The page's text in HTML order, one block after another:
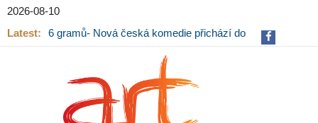
2026-08-10
Latest:
6 gramů- Nová česká komedie přichází do